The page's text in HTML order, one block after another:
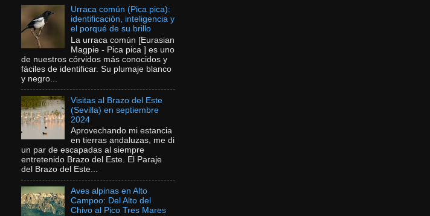
Urraca común (Pica pica):
identificación, inteligencia y
el porqué de su brillo
La urraca común [Eurasian
Magpie - Pica pica ] es uno
de nuestros córvidos más conocidos y
fáciles de identificar. Su plumaje blanco
y negro...
Visitas al Brazo del Este
(Sevilla) en septiembre
2024
Aprovechando mi estancia
en tierras andaluzas, me di
un par de escapadas al siempre
entretenido Brazo del Este. El Paraje
del Brazo del Este...
Aves alpinas en Alto
Campoo: Del Alto del
Chivo al Pico Tres Mares